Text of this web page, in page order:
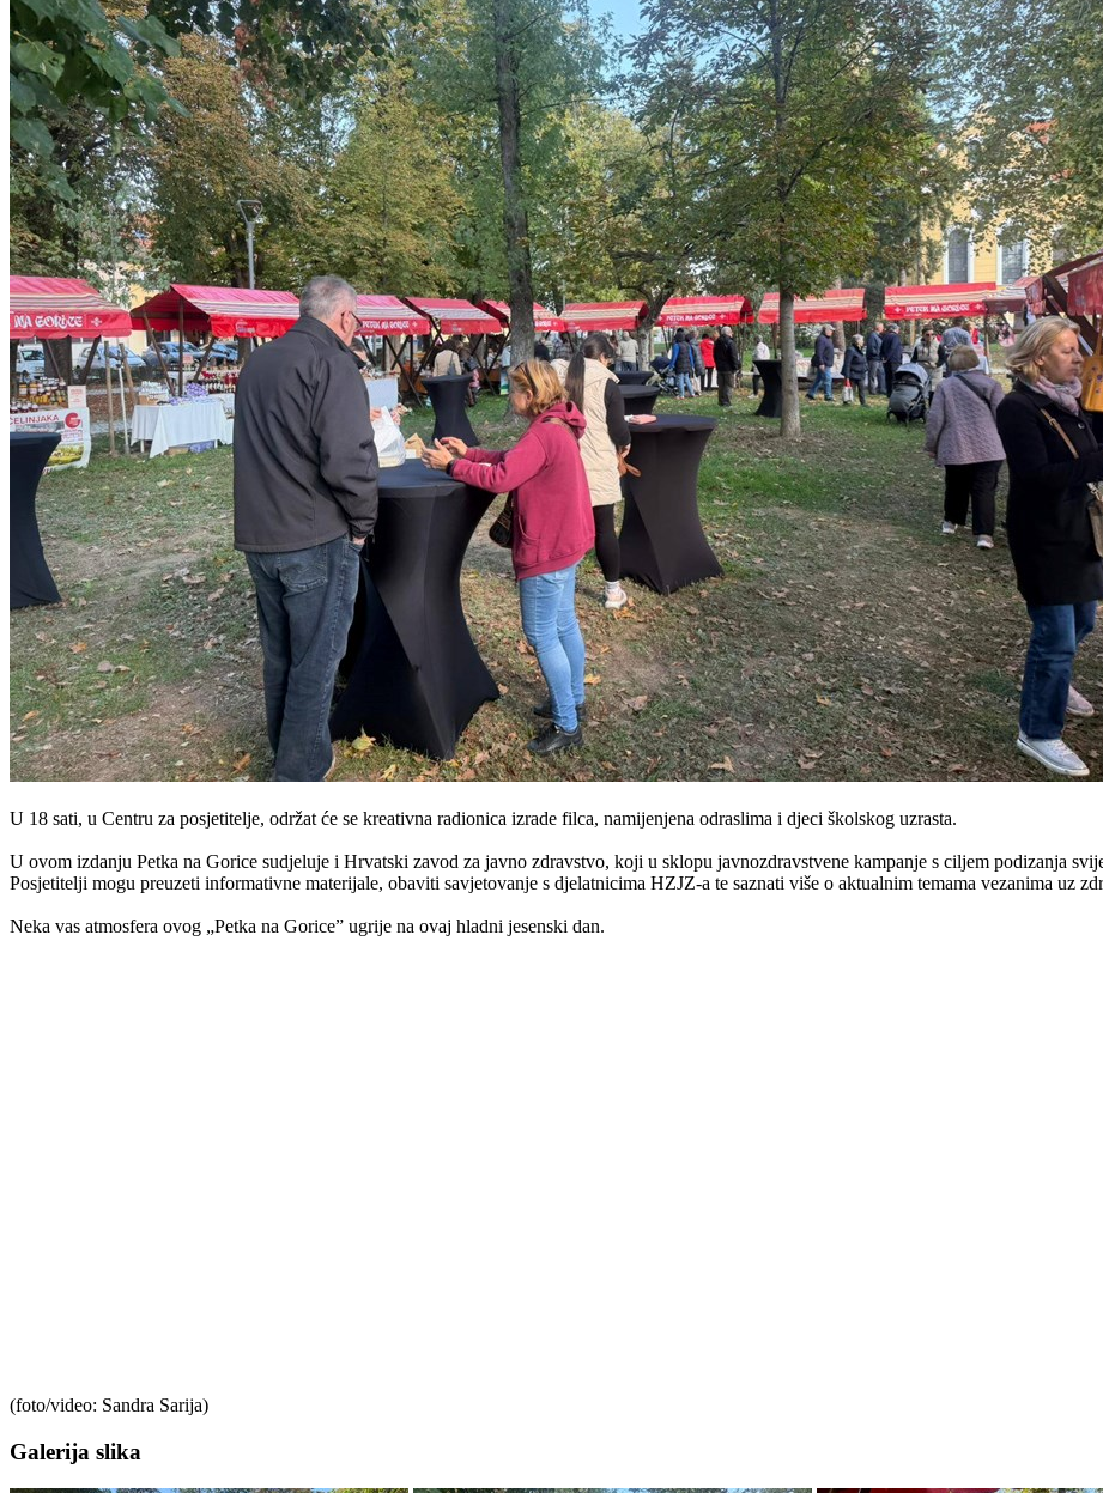
U 18 sati, u Centru za posjetitelje, održat će se kreativna radionica izrade filca, namijenjena odraslima i djeci školskog uzrasta.
U ovom izdanju Petka na Gorice sudjeluje i Hrvatski zavod za javno zdravstvo, koji u sklopu javnozdravstvene kampanje s ciljem podizanja
Posjetitelji mogu preuzeti informativne materijale, obaviti savjetovanje s djelatnicima HZJZ-a te saznati više o aktualnim temama vezanima uz
Neka vas atmosfera ovog „Petka na Gorice” ugrije na ovaj hladni jesenski dan.
(foto/video: Sandra Sarija)
Galerija slika